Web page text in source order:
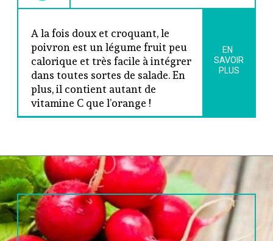
A la fois doux et croquant, le
poivron est un légume fruit peu
calorique et très facile à intégrer
dans toutes sortes de salade. En
plus, il contient autant de
vitamine C que l’orange !
EN
SAVOIR
PLUS